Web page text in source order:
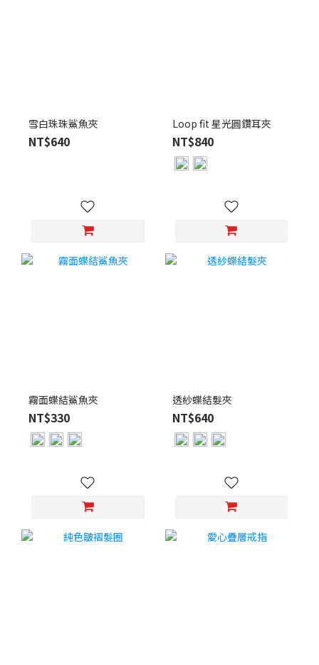
雪白珠珠鯊魚夾
NT$640
Loop fit 星光圓鑽耳夾
NT$840
霧面蝶結鯊魚夾
NT$330
透紗蝶結髮夾
NT$640